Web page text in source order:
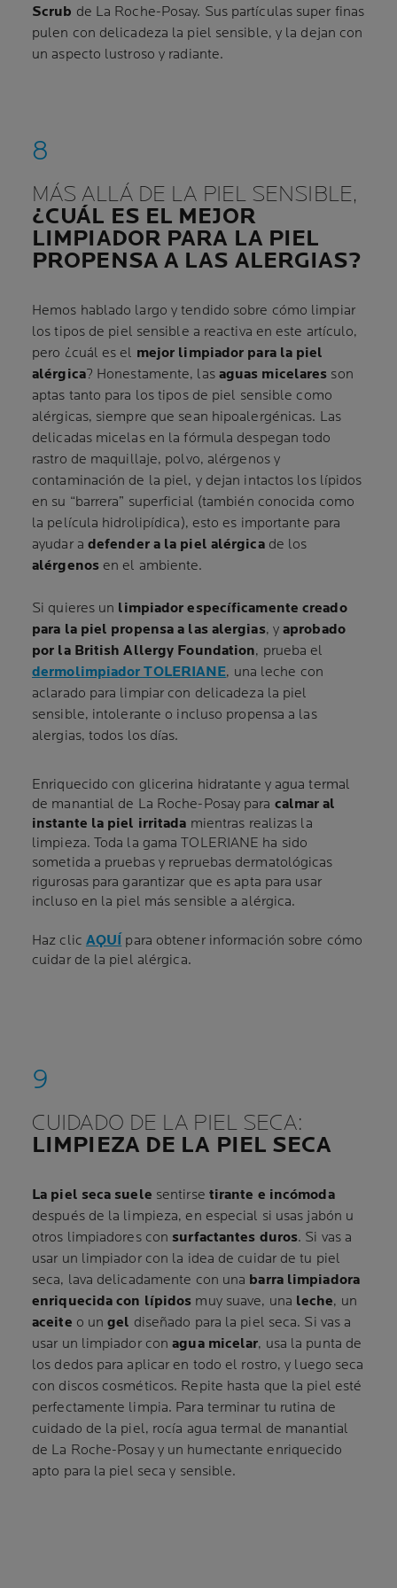
Scrub de La Roche-Posay. Sus partículas super finas
pulen con delicadeza la piel sensible, y la dejan con
un aspecto lustroso y radiante.
MÁS ALLÁ DE LA PIEL SENSIBLE,
¿CUÁL ES EL MEJOR
LIMPIADOR PARA LA PIEL
PROPENSA A LAS ALERGIAS?
Hemos hablado largo y tendido sobre cómo limpiar
los tipos de piel sensible a reactiva en este artículo,
pero ¿cuál es el mejor limpiador para la piel
alérgica? Honestamente, las aguas micelares son
aptas tanto para los tipos de piel sensible como
alérgicas, siempre que sean hipoalergénicas. Las
delicadas micelas en la fórmula despegan todo
rastro de maquillaje, polvo, alérgenos y
contaminación de la piel, y dejan intactos los lípidos
en su “barrera” superficial (también conocida como
la película hidrolipídica), esto es importante para
ayudar a defender a la piel alérgicade los
alérgenosen el ambiente.
Si quieres un limpiador específicamente creado
para la piel propensa a las alergias, yaprobado
por la British Allergy Foundation, prueba el
dermolimpiador TOLERIANE, una leche con
aclarado para limpiar con delicadeza la piel
sensible, intolerante o incluso propensa a las
alergias, todos los días.
Enriquecido con glicerina hidratante y agua termal
de manantial de La Roche-Posay para calmar al
instante la piel irritada mientras realizas la
limpieza. Toda la gama TOLERIANE ha sido
sometida a pruebas y repruebas dermatológicas
rigurosas para garantizar que es apta para usar
incluso en la piel más sensible a alérgica.
Haz clic AQUÍ para obtener información sobre cómo
cuidar de la piel alérgica.
CUIDADO DE LA PIEL SECA:
LIMPIEZA DE LA PIEL SECA
La piel seca suele sentirse tirante e incómoda
después de la limpieza, en especial si usas jabón u
otros limpiadores con surfactantes duros. Si vas a
usar un limpiador con la idea de cuidar de tu piel
seca, lava delicadamente con una barra limpiadora
enriquecida con lípidos muy suave, una leche, un
aceite o ungel diseñado para la piel seca. Si vas a
usar un limpiador conagua micelar, usa la punta de
los dedos para aplicar en todo el rostro, y luego seca
con discos cosméticos. Repite hasta que la piel esté
perfectamente limpia. Para terminar tu rutina de
cuidado de la piel, rocía agua termal de manantial
de La Roche-Posay y un humectante enriquecido
apto para la piel seca y sensible.